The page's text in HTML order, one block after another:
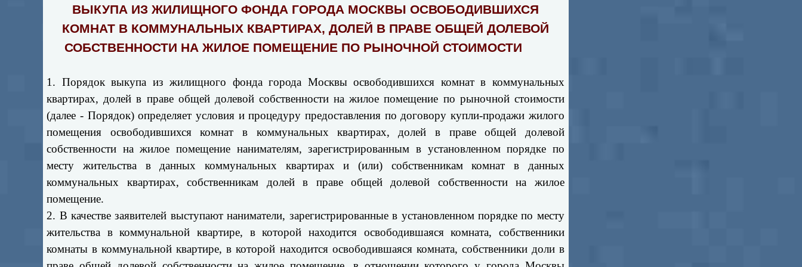
ВЫКУПА ИЗ ЖИЛИЩНОГО ФОНДА ГОРОДА МОСКВЫ ОСВОБОДИВШИХСЯ
КОМНАТ В КОММУНАЛЬНЫХ КВАРТИРАХ, ДОЛЕЙ В ПРАВЕ ОБЩЕЙ ДОЛЕВОЙ
СОБСТВЕННОСТИ НА ЖИЛОЕ ПОМЕЩЕНИЕ ПО РЫНОЧНОЙ СТОИМОСТИ
1. Порядок выкупа из жилищного фонда города Москвы освободившихся комнат в коммунальных
квартирах, долей в праве общей долевой собственности на жилое помещение по рыночной стоимости
(далее - Порядок) определяет условия и процедуру предоставления по договору купли-продажи жилого
помещения освободившихся комнат в коммунальных квартирах, долей в праве общей долевой
собственности на жилое помещение нанимателям, зарегистрированным в установленном порядке по
месту жительства в данных коммунальных квартирах и (или) собственникам комнат в данных
коммунальных квартирах, собственникам долей в праве общей долевой собственности на жилое
помещение.
2. В качестве заявителей выступают наниматели, зарегистрированные в установленном порядке по месту
жительства в коммунальной квартире, в которой находится освободившаяся комната, собственники
комнаты в коммунальной квартире, в которой находится освободившаяся комната, собственники доли в